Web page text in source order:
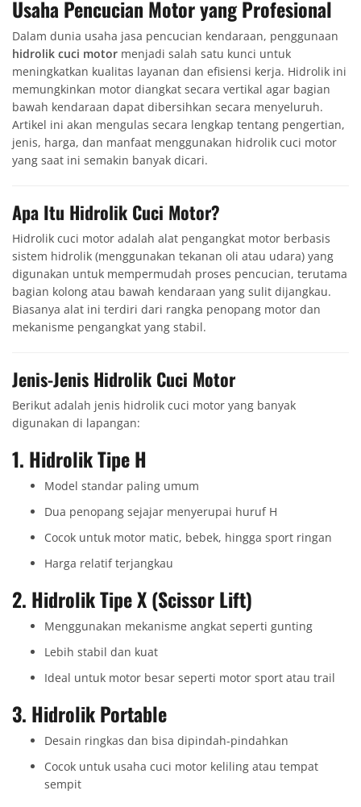
Usaha Pencucian Motor yang Profesional
Dalam dunia usaha jasa pencucian kendaraan, penggunaan
hidrolik cuci motor menjadi salah satu kunci untuk
meningkatkan kualitas layanan dan efisiensi kerja. Hidrolik ini
memungkinkan motor diangkat secara vertikal agar bagian
bawah kendaraan dapat dibersihkan secara menyeluruh.
Artikel ini akan mengulas secara lengkap tentang pengertian,
jenis, harga, dan manfaat menggunakan hidrolik cuci motor
yang saat ini semakin banyak dicari.
Apa Itu Hidrolik Cuci Motor?
Hidrolik cuci motor adalah alat pengangkat motor berbasis
sistem hidrolik (menggunakan tekanan oli atau udara) yang
digunakan untuk mempermudah proses pencucian, terutama
bagian kolong atau bawah kendaraan yang sulit dijangkau.
Biasanya alat ini terdiri dari rangka penopang motor dan
mekanisme pengangkat yang stabil.
Jenis-Jenis Hidrolik Cuci Motor
Berikut adalah jenis hidrolik cuci motor yang banyak
digunakan di lapangan:
1. Hidrolik Tipe H
Model standar paling umum
Dua penopang sejajar menyerupai huruf H
Cocok untuk motor matic, bebek, hingga sport ringan
Harga relatif terjangkau
2. Hidrolik Tipe X (Scissor Lift)
Menggunakan mekanisme angkat seperti gunting
Lebih stabil dan kuat
Ideal untuk motor besar seperti motor sport atau trail
3. Hidrolik Portable
Desain ringkas dan bisa dipindah-pindahkan
Cocok untuk usaha cuci motor keliling atau tempat
sempit